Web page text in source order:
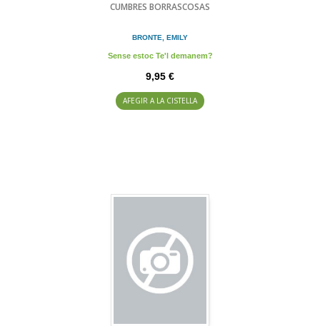
CUMBRES BORRASCOSAS
BRONTE, EMILY
Sense estoc Te'l demanem?
9,95 €
AFEGIR A LA CISTELLA